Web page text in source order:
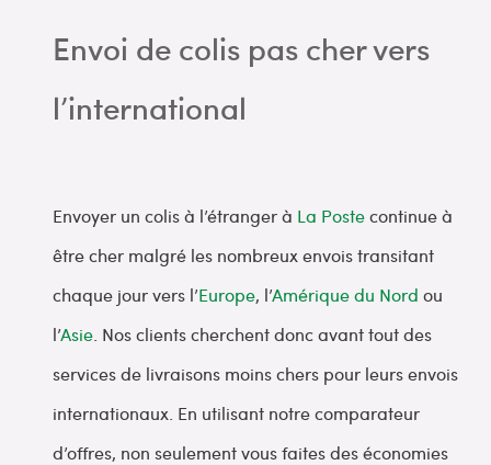
Envoi de colis pas cher vers
l’international
Envoyer un colis à l’étranger à La Postecontinue à
être cher malgré les nombreux envois transitant
chaque jour vers l’Europe, l’Amérique du Nord ou
l’Asie . Nos clients cherchent donc avant tout des
services de livraisons moins chers pour leurs envois
internationaux. En utilisant notre comparateur
d’offres, non seulement vous faites des économies